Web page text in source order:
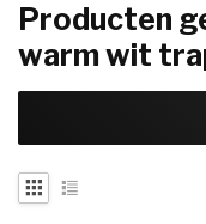
Producten
warm wit